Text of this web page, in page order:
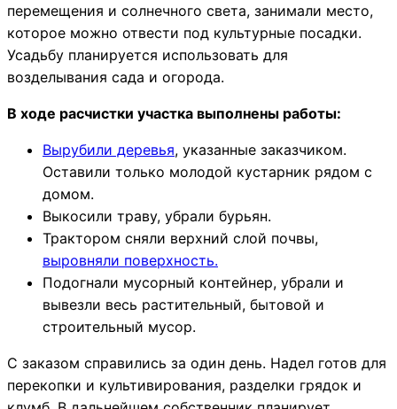
перемещения и солнечного света, занимали место,
которое можно отвести под культурные посадки.
Усадьбу планируется использовать для
возделывания сада и огорода.
В ходе расчистки участка выполнены работы:
Вырубили деревья, указанные заказчиком.
Оставили только молодой кустарник рядом с
домом.
Выкосили траву, убрали бурьян.
Трактором сняли верхний слой почвы,
выровняли поверхность.
Подогнали мусорный контейнер, убрали и
вывезли весь растительный, бытовой и
строительный мусор.
С заказом справились за один день. Надел готов для
перекопки и культивирования, разделки грядок и